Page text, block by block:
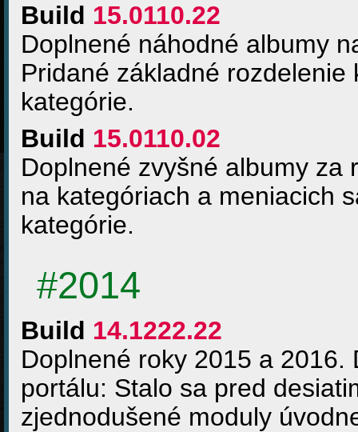
Build 15.0110.22
Doplnené náhodné albumy
Pridané základné
kategórie.
Build 15.0110.02
Doplnené zvyšné albumy za
na kategóriach a meniacich
kategórie.
#2014
Build 14.1222.22
Doplnené roky 2015 a
portálu: Stalo sa pred
zjednodušené moduly